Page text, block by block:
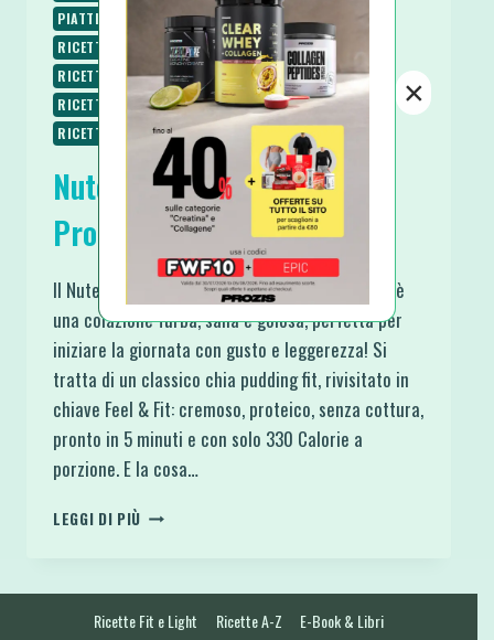
PIATTI VELOCI
RICETTE
RICETTE DOLCI
RICETTE PROTEICHE
RICETTE SENZA BURRO
RICETTE SENZA COTTURA
RICETTE SENZA GLUTINE
RICETTE SENZA UOVA
RICETTE SENZA ZUCCHERO
RICETTE VEGETARIANE
Nutella Chia Pudding
Proteico Senza Cottura
Il Nutella Chia Pudding Proteico Senza Cottura è
una colazione furba, sana e golosa, perfetta per
iniziare la giornata con gusto e leggerezza! Si
tratta di un classico chia pudding fit, rivisitato in
chiave Feel & Fit: cremoso, proteico, senza cottura,
pronto in 5 minuti e con solo 330 Calorie a
porzione. E la cosa…
LEGGI DI PIÙ NUTELLA
COTTURA
Ricette Fit e Light Ricette A-Z E-Book & Libri
×